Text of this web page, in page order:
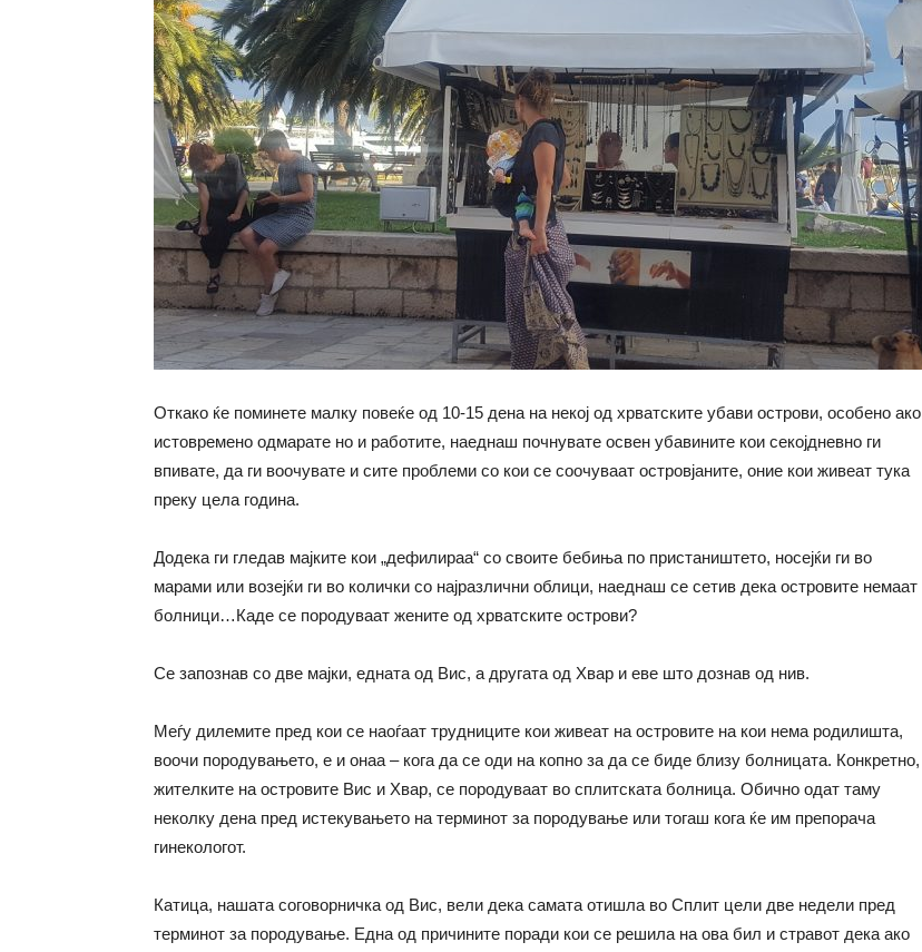
Откако ќе поминете малку повеќе од 10-15 дена на некој од хрватските убави острови, особено ако
истовремено одмарате но и работите, наеднаш почнувате освен убавините кои секојдневно ги
впивате, да ги воочувате и сите проблеми со кои се соочуваат островјаните, оние кои живеат тука
преку цела година.
Додека ги гледав мајките кои „дефилираа“ со своите бебиња по пристаништето, носејќи ги во
марами или возејќи ги во колички со најразлични облици, наеднаш се сетив дека островите немаат
болници…Каде се породуваат жените од хрватските острови?
Се запознав со две мајки, едната од Вис, а другата од Хвар и еве што дознав од нив.
Меѓу дилемите пред кои се наоѓаат трудниците кои живеат на островите на кои нема родилишта,
воочи породувањето, е и онаа – кога да се оди на копно за да се биде близу болницата. Конкретно,
жителките на островите Вис и Хвар, се породуваат во сплитската болница. Обично одат таму
неколку дена пред истекувањето на терминот за породување или тогаш кога ќе им препорача
гинекологот.
Катица, нашата соговорничка од Вис, вели дека самата отишла во Сплит цели две недели пред
терминот за породување. Една од причините поради кои се решила на ова бил и стравот дека ако